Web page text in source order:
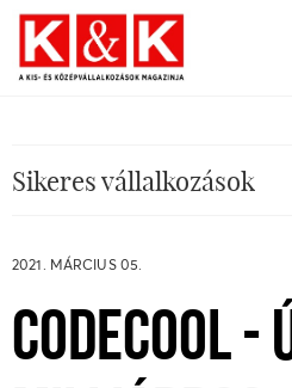
Sikeres vállalkozások
2021. MÁRCIUS 05.
CODECOOL -